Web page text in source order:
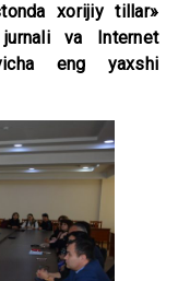
xorijiy tillar»
jurnali va Internet
eng yaxshi